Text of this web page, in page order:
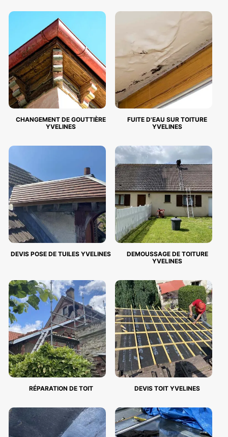
CHANGEMENT DE GOUTTIÈRE
YVELINES
FUITE D'EAU SUR TOITURE
YVELINES
DEVIS POSE DE TUILES YVELINES
DEMOUSSAGE DE TOITURE
YVELINES
RÉPARATION DE TOIT DEVIS TOIT YVELINES